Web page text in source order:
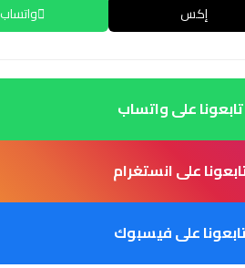
إكس واتساب
تابعونا على واتساب
على انستغرام
على فيسبوك